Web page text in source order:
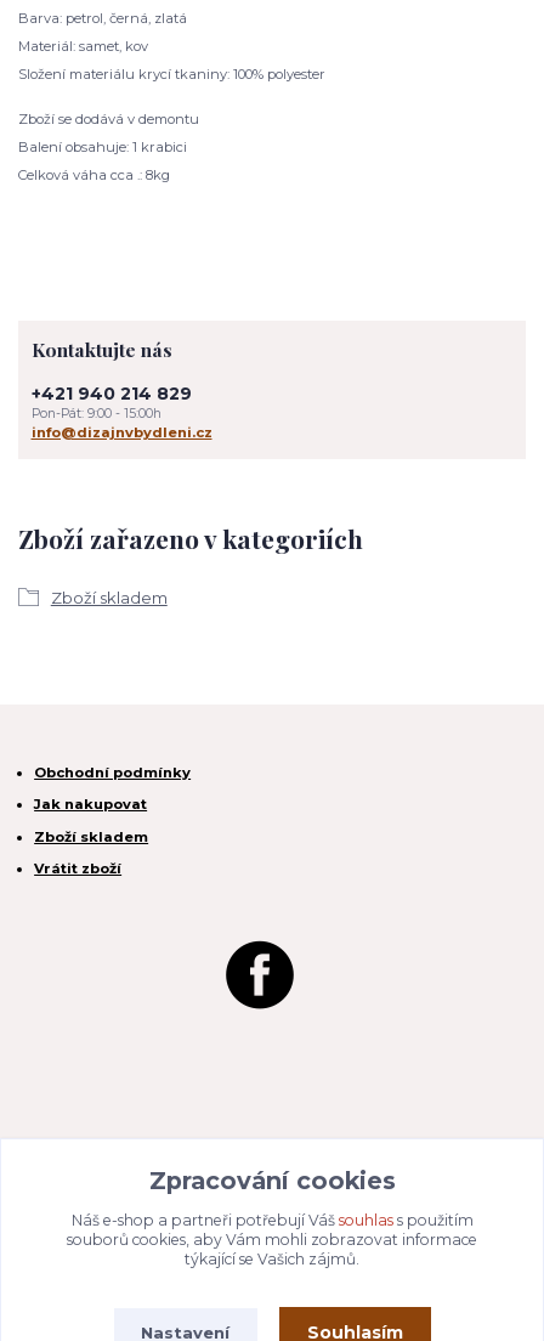
Barva: petrol, černá, zlatá
Materiál: samet, kov
Složení materiálu krycí tkaniny: 100% polyester
Zboží se dodává v demontu
Balení obsahuje: 1 krabici
Celková váha cca .: 8kg
Zboží zařazeno v kategoriích
Zboží skladem
Kontaktujte nás
+421 940 214 829
Pon-Pát: 9:00 - 15:00h
info@dizajnvbydleni.cz
Obchodní podmínky
Jak nakupovat
Zboží skladem
Vrátit zboží
049 80 662
/ DIČ: CZ04980662
info@dizajnvbydleni.cz
940 214 829
Zpracování cookies
Náš e-shop a partneři potřebují Váš souhlass použitím
souborů cookies, aby Vám mohli zobrazovat informace
týkající se Vašich zájmů.
Nastavení Souhlasím